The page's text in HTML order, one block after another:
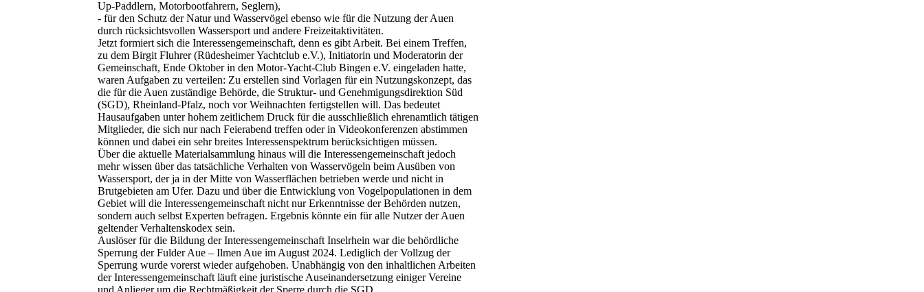
Up-Paddlern, Motorbootfahrern, Seglern),
- für den Schutz der Natur und Wasservögel ebenso wie für die Nutzung der Auen
durch rücksichtsvollen Wassersport und andere Freizeitaktivitäten.
Jetzt formiert sich die Interessengemeinschaft, denn es gibt Arbeit. Bei einem Treffen,
zu dem Birgit Fluhrer (Rüdesheimer Yachtclub e.V.), Initiatorin und Moderatorin der
Gemeinschaft, Ende Oktober in den Motor-Yacht-Club Bingen e.V. eingeladen hatte,
waren Aufgaben zu verteilen: Zu erstellen sind Vorlagen für ein Nutzungskonzept, das
die für die Auen zuständige Behörde, die Struktur- und Genehmigungsdirektion Süd
(SGD), Rheinland-Pfalz, noch vor Weihnachten fertigstellen will. Das bedeutet
Hausaufgaben unter hohem zeitlichem Druck für die ausschließlich ehrenamtlich tätigen
Mitglieder, die sich nur nach Feierabend treffen oder in Videokonferenzen abstimmen
können und dabei ein sehr breites Interessenspektrum berücksichtigen müssen.
Über die aktuelle Materialsammlung hinaus will die Interessengemeinschaft jedoch
mehr wissen über das tatsächliche Verhalten von Wasservögeln beim Ausüben von
Wassersport, der ja in der Mitte von Wasserflächen betrieben werde und nicht in
Brutgebieten am Ufer. Dazu und über die Entwicklung von Vogelpopulationen in dem
Gebiet will die Interessengemeinschaft nicht nur Erkenntnisse der Behörden nutzen,
sondern auch selbst Experten befragen. Ergebnis könnte ein für alle Nutzer der Auen
geltender Verhaltenskodex sein.
Auslöser für die Bildung der Interessengemeinschaft Inselrhein war die behördliche
Sperrung der Fulder Aue – Ilmen Aue im August 2024. Lediglich der Vollzug der
Sperrung wurde vorerst wieder aufgehoben. Unabhängig von den inhaltlichen Arbeiten
der Interessengemeinschaft läuft eine juristische Auseinandersetzung einiger Vereine
und Anlieger um die Rechtmäßigkeit der Sperre durch die SGD.